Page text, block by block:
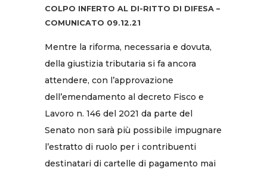
COLPO INFERTO AL DI-RITTO DI DIFESA –
COMUNICATO 09.12.21
Mentre la riforma, necessaria e dovuta,
della giustizia tributaria si fa ancora
attendere, con l’approvazione
dell’emendamento al decreto Fisco e
Lavoro n. 146 del 2021 da parte del
Senato non sarà più possibile impugnare
l’estratto di ruolo per i contribuenti
destinatari di cartelle di pagamento mai